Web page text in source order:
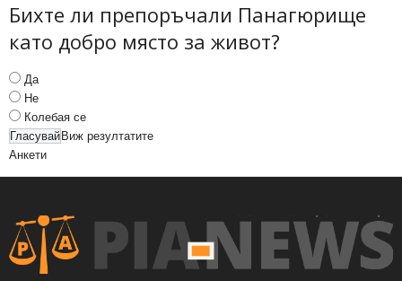
Бихте ли препоръчали Панагюрище
като добро място за живот?
Да
Не
Колебая се
Виж резултатите
Анкети